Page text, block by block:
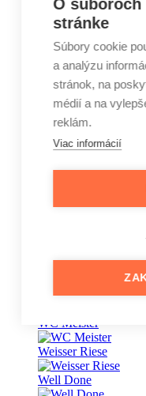
O
stránke
Súbory cookie
a analýzu
stránok, na
médií a na
reklám.
Viac informácií
Vademecum
Vape
Veet
Vernel
Wansou
wave
WC Meister
Weisser Riese
Well Done